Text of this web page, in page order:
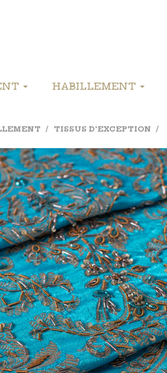
HABILLEMENT
TISSUS D'EXCEPTION